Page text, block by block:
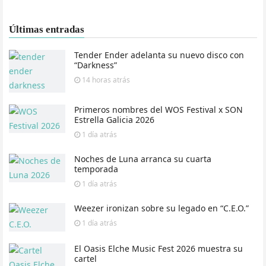
Últimas entradas
Tender Ender adelanta su nuevo disco con
“Darkness”
14 horas atrás
Primeros nombres del WOS Festival x SON
Estrella Galicia 2026
1 día atrás
Noches de Luna arranca su cuarta
temporada
1 día atrás
Weezer ironizan sobre su legado en “C.E.O.”
1 día atrás
El Oasis Elche Music Fest 2026 muestra su
cartel